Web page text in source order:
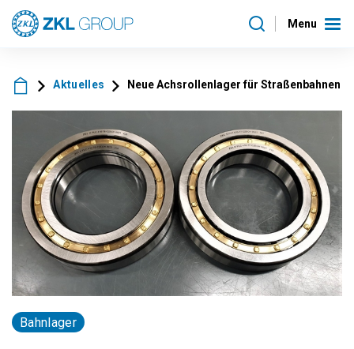
Menu
Aktuelles Neue Achsrollenlager für Straßenbahnen
Bahnlager